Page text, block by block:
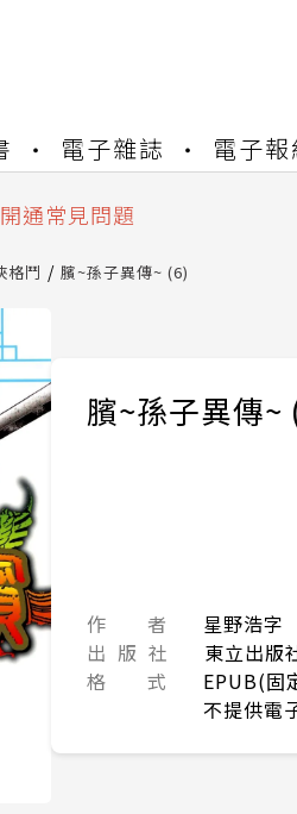
電子雜誌 電子報
級重要說明及資產合併結
讀資產合併與書櫃開通申請
通常見問題
完成書櫃開通與資產合併申
級重要說明及資產合併結果
讀資產合併與書櫃開通申請
格鬥 臏~孫子異傳~ (6)
臏~孫子異傳~
作 者
星野浩字
出 版 社
東立出版
格 式
EPUB(固
不提供電